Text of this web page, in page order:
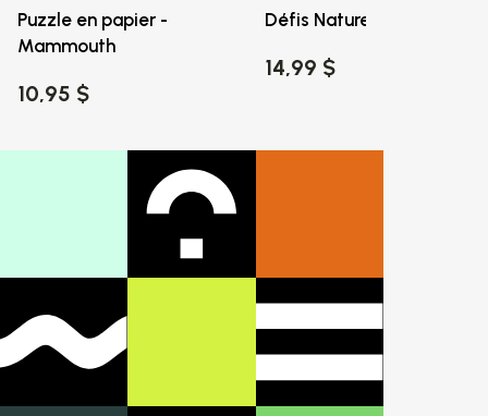
Puzzle en papier -
Mammouth
10,95 $
Défis Nature – Mythologie
14,99 $